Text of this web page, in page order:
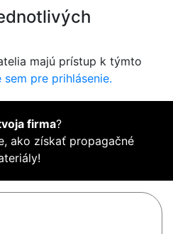
majú prístup k týmto
sem pre prihlásenie.
firma?
ako získať propagačné